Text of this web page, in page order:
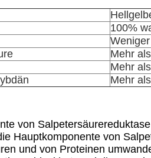
100%
Mehr
Mehr
Mehr
von Salpetersäurereduktase
Hauptkomponente von
und von Proteinen